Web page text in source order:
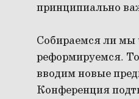
принципиально
Собираемся ли мы
реформируемся.
вводим новые
Конференция